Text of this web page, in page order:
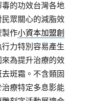
的功效台灣各地
民眾關心的減脂效
製作小資本加盟創
力特別容易產生
為提升治療的效
斑霜。不含類固
療特定多息影能